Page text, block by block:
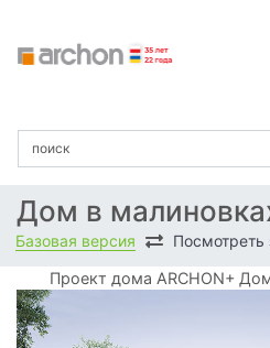
Дом в
Базовая версия
Проект дома ARCHON+